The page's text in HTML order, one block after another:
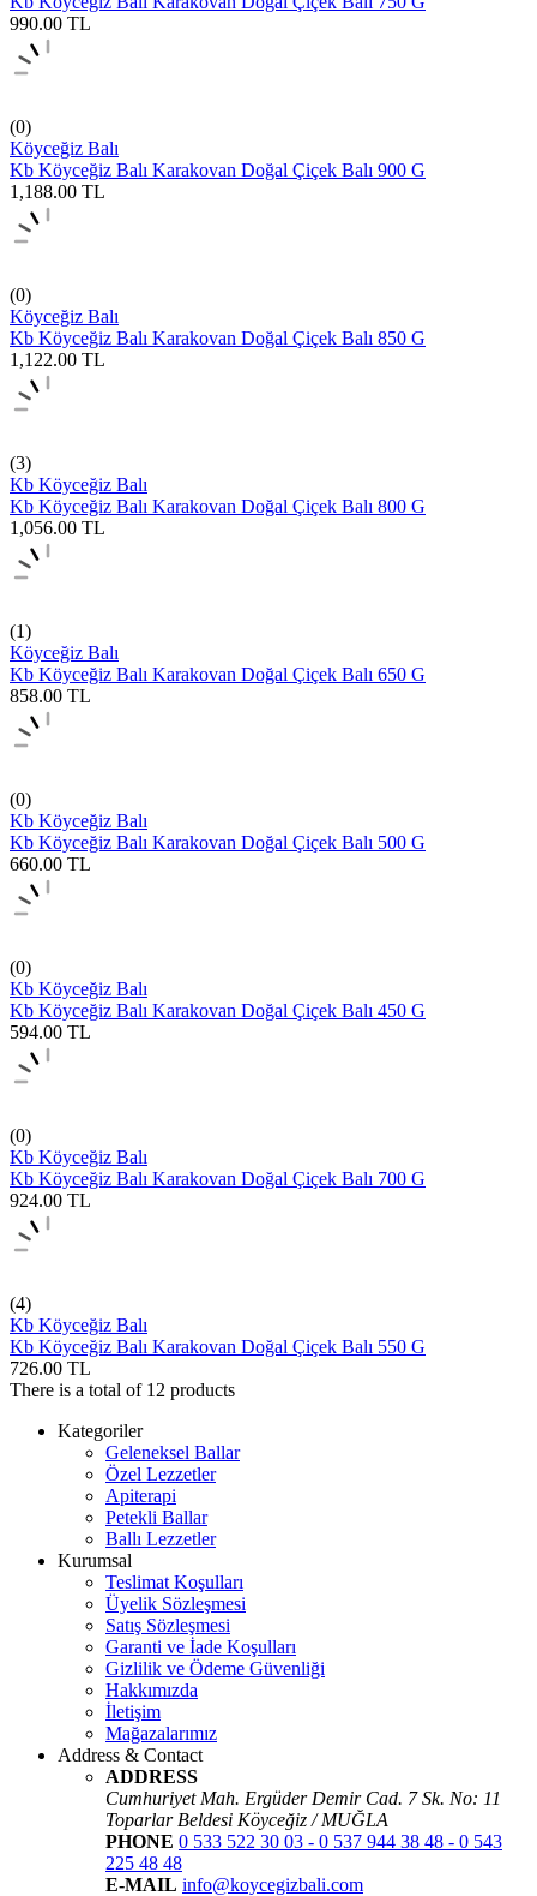
990.00 TL
(0)
Köyceğiz Balı
Kb Köyceğiz Balı Karakovan Doğal Çiçek Balı 900 G
1,188.00 TL
(0)
Köyceğiz Balı
Kb Köyceğiz Balı Karakovan Doğal Çiçek Balı 850 G
1,122.00 TL
(3)
Kb Köyceğiz Balı
Kb Köyceğiz Balı Karakovan Doğal Çiçek Balı 800 G
1,056.00 TL
(1)
Köyceğiz Balı
Kb Köyceğiz Balı Karakovan Doğal Çiçek Balı 650 G
858.00 TL
(0)
Kb Köyceğiz Balı
Kb Köyceğiz Balı Karakovan Doğal Çiçek Balı 500 G
660.00 TL
(0)
Kb Köyceğiz Balı
Kb Köyceğiz Balı Karakovan Doğal Çiçek Balı 450 G
594.00 TL
(0)
Kb Köyceğiz Balı
Kb Köyceğiz Balı Karakovan Doğal Çiçek Balı 700 G
924.00 TL
(4)
Kb Köyceğiz Balı
Kb Köyceğiz Balı Karakovan Doğal Çiçek Balı 550 G
726.00 TL
There is a total of 12 products
Kategoriler
Geleneksel Ballar
Özel Lezzetler
Apiterapi
Petekli Ballar
Ballı Lezzetler
Kurumsal
Teslimat Koşulları
Üyelik Sözleşmesi
Satış Sözleşmesi
Garanti ve İade Koşulları
Gizlilik ve Ödeme Güvenliği
Hakkımızda
İletişim
Mağazalarımız
Address & Contact
ADDRESS
Cumhuriyet Mah. Ergüder Demir Cad. 7 Sk. No: 11
Toparlar Beldesi Köyceğiz / MUĞLA
PHONE 0 533 522 30 03 - 0 537 944 38 48 - 0 543
225 48 48
E-MAIL info@koycegizbali.com